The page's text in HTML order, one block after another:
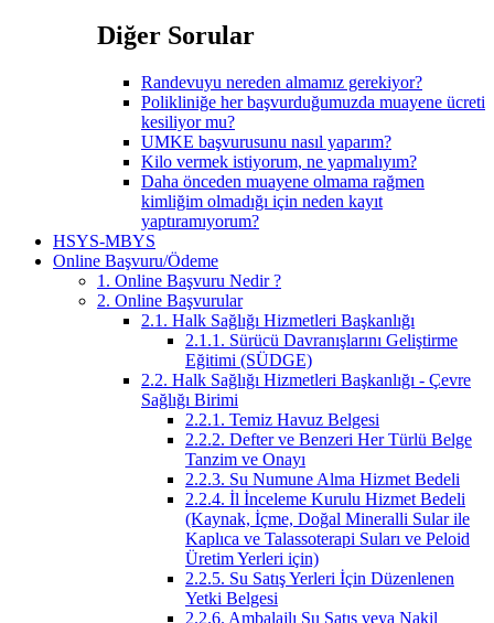
Diğer Sorular
Randevuyu nereden almamız gerekiyor?
Polikliniğe her başvurduğumuzda muayene ücreti
kesiliyor mu?
UMKE başvurusunu nasıl yaparım?
Kilo vermek istiyorum, ne yapmalıyım?
Daha önceden muayene olmama rağmen
kimliğim olmadığı için neden kayıt
yaptıramıyorum?
HSYS-MBYS
Online Başvuru/Ödeme
1. Online Başvuru Nedir ?
2. Online Başvurular
2.1. Halk Sağlığı Hizmetleri Başkanlığı
2.1.1. Sürücü Davranışlarını Geliştirme
Eğitimi (SÜDGE)
2.2. Halk Sağlığı Hizmetleri Başkanlığı - Çevre
Sağlığı Birimi
2.2.1. Temiz Havuz Belgesi
2.2.2. Defter ve Benzeri Her Türlü Belge
Tanzim ve Onayı
2.2.3. Su Numune Alma Hizmet Bedeli
2.2.4. İl İnceleme Kurulu Hizmet Bedeli
(Kaynak, İçme, Doğal Mineralli Sular ile
Kaplıca ve Talassoterapi Suları ve Peloid
Üretim Yerleri için)
2.2.5. Su Satış Yerleri İçin Düzenlenen
Yetki Belgesi
2.2.6. Ambalajlı Su Satış veya Nakil